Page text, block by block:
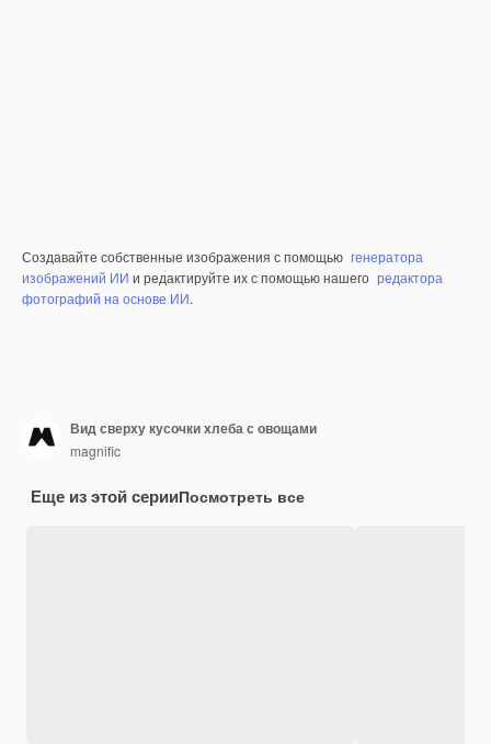
Создавайте собственные изображения с помощью генератора
изображений ИИ и редактируйте их с помощью нашего редактора
фотографий на основе ИИ.
Вид сверху кусочки хлеба с овощами
magnific
Еще из этой серииПосмотреть все